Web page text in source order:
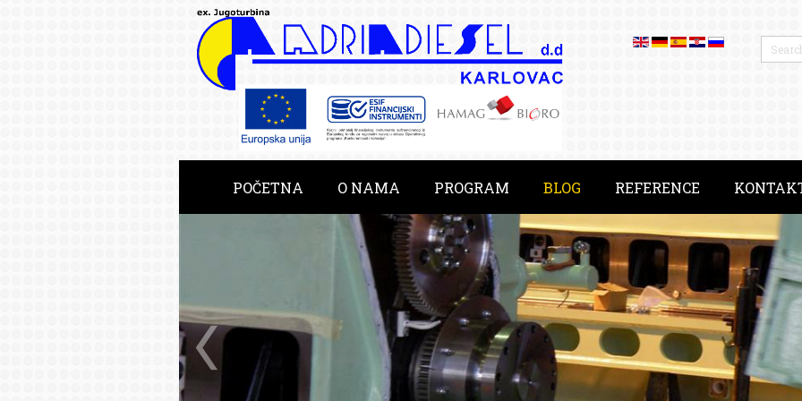
POČETNA O NAMA PROGRAM BLOG REFERENCE
RAZVOJNE USLUGE